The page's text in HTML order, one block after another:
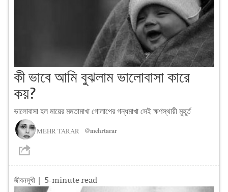
কী ভাবে আমি বুঝলাম ভালোবাসা কারে
কয়?
ভালোবাসা হল মায়ের মমতামাখা গোলাপের গন্ধমাখা সেই ক্ষণস্থায়ী মুহূর্ত
MEHR TARAR @mehrtarar
জীবনমুখী | 5-minute read